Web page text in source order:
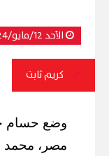
الأحد 12/مايو/2024 - 02:20 م
كريم ثابت
وضع حسام
مصر، محمد